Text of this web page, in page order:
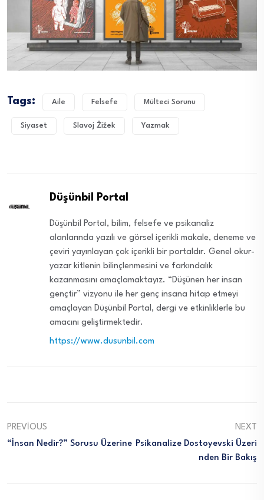
Tags: Aile Felsefe Mülteci Sorunu
Siyaset Slavoj Žižek Yazmak
Düşünbil Portal
Düşünbil Portal, bilim, felsefe ve psikanaliz
alanlarında yazılı ve görsel içerikli makale, deneme ve
çeviri yayınlayan çok içerikli bir portaldır. Genel okur-
yazar kitlenin bilinçlenmesini ve farkındalık
kazanmasını amaçlamaktayız. “Düşünen her insan
gençtir” vizyonu ile her genç insana hitap etmeyi
amaçlayan Düşünbil Portal, dergi ve etkinliklerle bu
amacını geliştirmektedir.
https://www.dusunbil.com
PREVIOUS
“İnsan Nedir?” Sorusu Üzerine
NEXT
Psikanalize Dostoyevski Üzeri
Nden Bir Bakış